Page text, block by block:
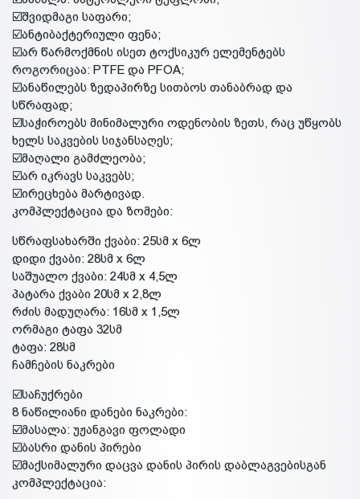
☑️შვიდმაგი საფარი;
☑️ანტიბაქტერიული ფენა;
☑️არ წარმოქმნის ისეთ ტოქსიკურ ელემენტებს
როგორიცაა: PTFE და PFOA;
☑️ანაწილებს ზედაპირზე სითბოს თანაბრად და
სწრაფად;
☑️საჭიროებს მინიმალური ოდენობის ზეთს, რაც უწყობს
ხელს საკვების სიჯანსაღეს;
☑️მაღალი გამძლეობა;
☑️არ იკრავს საკვებს;
☑️ირეცხება მარტივად.
კომპლექტაცია და ზომები:
სწრაფსახარში ქვაბი: 25სმ x 6ლ
დიდი ქვაბი: 28სმ x 6ლ
საშუალო ქვაბი: 24სმ x 4,5ლ
პატარა ქვაბი 20სმ x 2,8ლ
რძის მადუღარა: 16სმ x 1,5ლ
ორმაგი ტაფა 32სმ
ტაფა: 28სმ
ჩამჩების ნაკრები
☑️საჩუქრები
8 ნაწილიანი დანები ნაკრები:
☑️მასალა: უჟანგავი ფოლადი
☑️ბასრი დანის პირები
☑️მაქსიმალური დაცვა დანის პირის დაბლაგვებისგან
კომპლექტაცია: